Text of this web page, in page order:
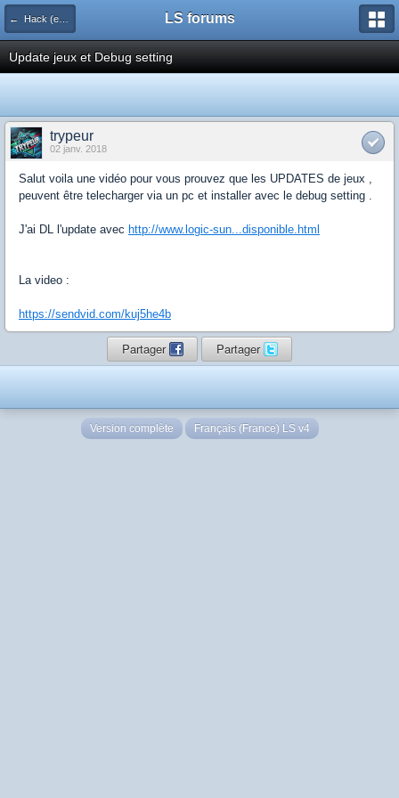
← Hack (exploits, homebrews...) LS forums
Update jeux et Debug setting
trypeur
02 janv. 2018
Salut voila une vidéo pour vous prouvez que les UPDATES de jeux ,
peuvent être telecharger via un pc et installer avec le debug setting .
J'ai DL l'update avec http://www.logic-sun...disponible.html
La video :
https://sendvid.com/kuj5he4b
Partager Partager
Version complète Français (France) LS v4